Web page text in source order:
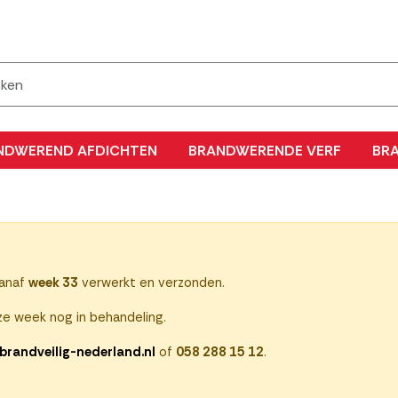
AFDICHTEN BRANDWERENDE VERF
week 33 verwerkt en verzonden.
week nog in behandeling.
nederland.nl of 058 288 15 12.